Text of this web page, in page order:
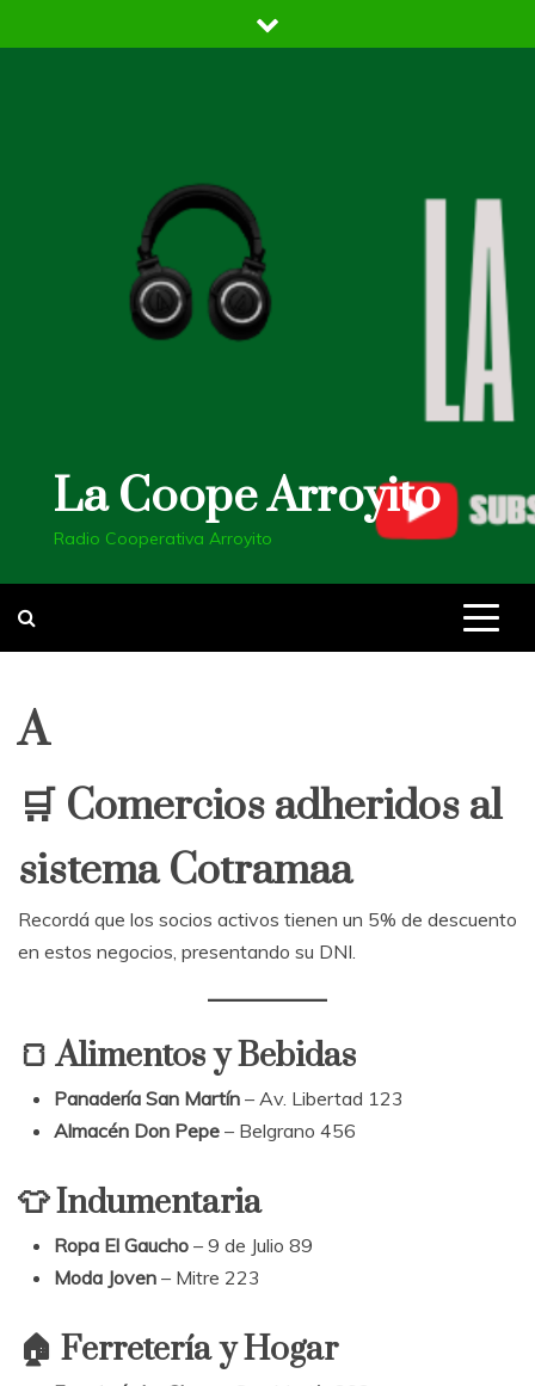
to
La Coope Arroyito
Radio Cooperativa Arroyito
A
🛒 Comercios adheridos al
sistema Cotramaa
Recordá que los socios activos tienen un 5% de descuento
en estos negocios, presentando su DNI.
🍞 Alimentos y Bebidas
Panadería San Martín – Av. Libertad 123
Almacén Don Pepe – Belgrano 456
👕 Indumentaria
Ropa El Gaucho – 9 de Julio 89
Moda Joven – Mitre 223
🏠 Ferretería y Hogar